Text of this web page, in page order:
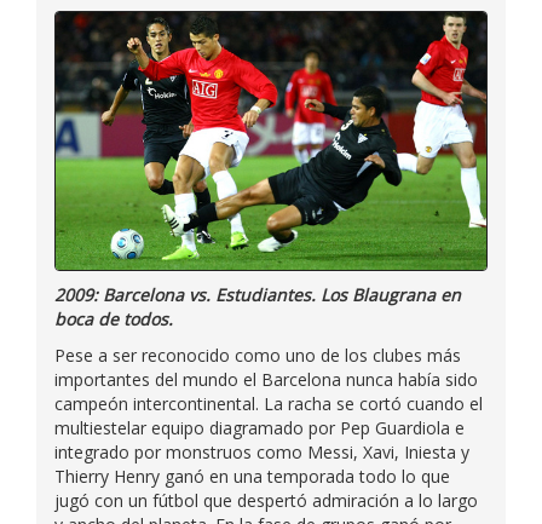
2009: Barcelona vs. Estudiantes. Los Blaugrana en
boca de todos.
Pese a ser reconocido como uno de los clubes más
importantes del mundo el Barcelona nunca había sido
campeón intercontinental. La racha se cortó cuando el
multiestelar equipo diagramado por Pep Guardiola e
integrado por monstruos como Messi, Xavi, Iniesta y
Thierry Henry ganó en una temporada todo lo que
jugó con un fútbol que despertó admiración a lo largo